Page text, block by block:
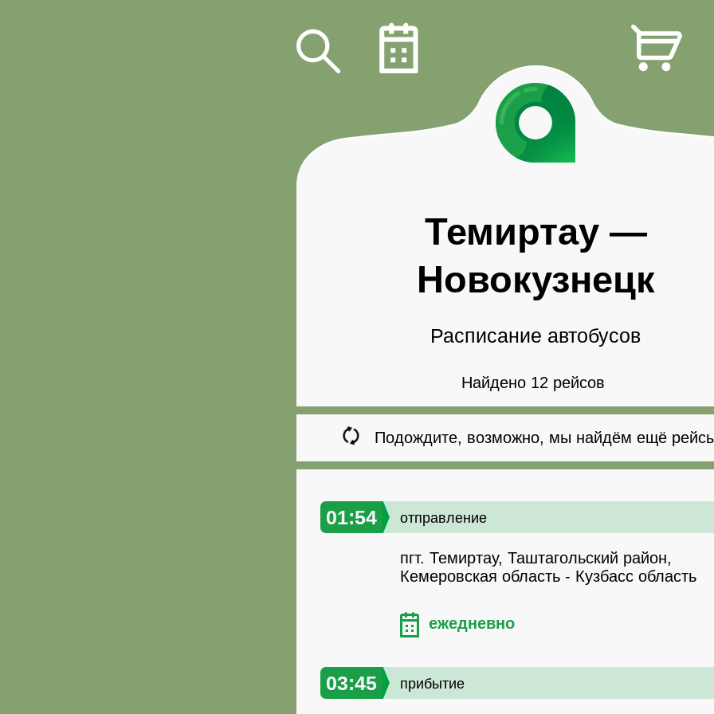
Темиртау—
Новокузнецк
Расписание автобусов
Найдено 12 рейсов
Подождите, возможно, мы найдём ещё
01:54 отправление
пгт. Темиртау, Таштагольский район,
Кемеровская область - Кузбасс область
ежедневно
03:45 прибытие